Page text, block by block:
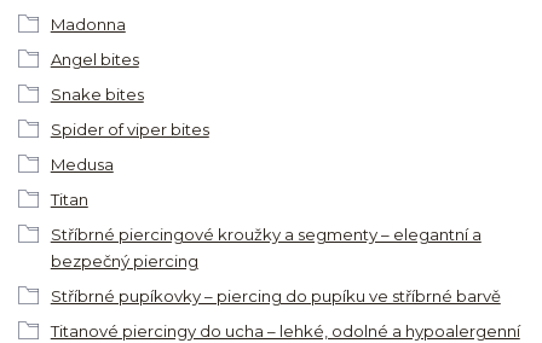
Madonna
Angel bites
Snake bites
Spider of viper bites
Medusa
Titan
Stříbrné piercingové kroužky a segmenty – elegantní a
bezpečný piercing
Stříbrné pupíkovky – piercing do pupíku ve stříbrné barvě
Titanové piercingy do ucha – lehké, odolné a hypoalergenní